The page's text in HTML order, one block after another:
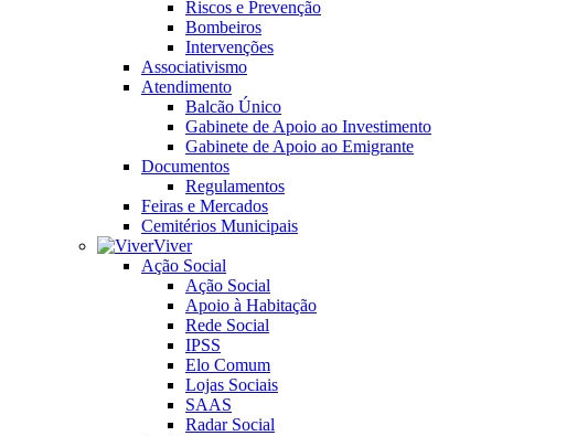
Riscos e Prevenção
Bombeiros
Intervenções
Associativismo
Atendimento
Balcão Único
Gabinete de Apoio ao Investimento
Gabinete de Apoio ao Emigrante
Documentos
Regulamentos
Feiras e Mercados
Cemitérios Municipais
Viver
Ação Social
Ação Social
Apoio à Habitação
Rede Social
IPSS
Elo Comum
Lojas Sociais
SAAS
Radar Social